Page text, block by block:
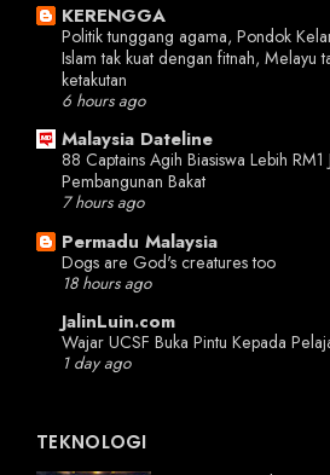
KERENGGA
Politik tunggang agama, Pondok
Islam tak kuat dengan fitnah, Melayu
ketakutan
6 hours ago
Malaysia Dateline
88 Captains Agih Biasiswa Lebih RM1
Pembangunan Bakat
7 hours ago
Permadu Malaysia
Dogs are God's creatures too
18 hours ago
JalinLuin.com
Wajar UCSF Buka Pintu Kepada
1 day ago
TEKNOLOGI